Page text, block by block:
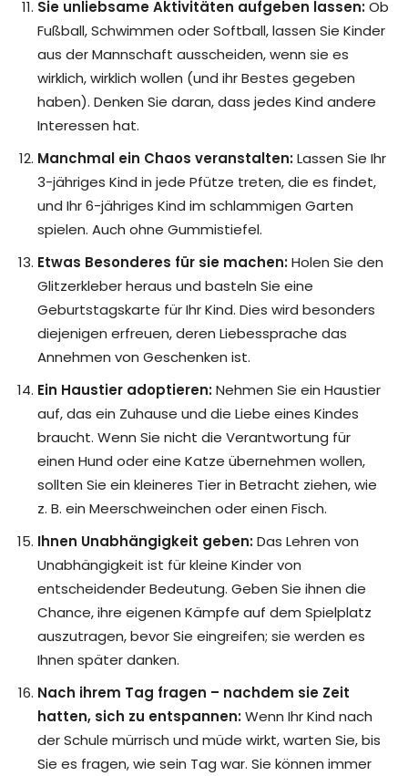
Sie unliebsame Aktivitäten aufgeben lassen:Ob
Fußball, Schwimmen oder Softball, lassen Sie Kinder
aus der Mannschaft ausscheiden, wenn sie es
wirklich, wirklich wollen (und ihr Bestes gegeben
haben). Denken Sie daran, dass jedes Kind andere
Interessen hat.
Manchmal ein Chaos veranstalten:Lassen Sie Ihr
3-jähriges Kind in jede Pfütze treten, die es findet,
und Ihr 6-jähriges Kind im schlammigen Garten
spielen. Auch ohne Gummistiefel.
Etwas Besonderes für sie machen:Holen Sie den
Glitzerkleber heraus und basteln Sie eine
Geburtstagskarte für Ihr Kind. Dies wird besonders
diejenigen erfreuen, deren Liebessprache das
Annehmen von Geschenken ist.
Ein Haustier adoptieren:Nehmen Sie ein Haustier
auf, das ein Zuhause und die Liebe eines Kindes
braucht. Wenn Sie nicht die Verantwortung für
einen Hund oder eine Katze übernehmen wollen,
sollten Sie ein kleineres Tier in Betracht ziehen, wie
z. B. ein Meerschweinchen oder einen Fisch.
Ihnen Unabhängigkeit geben:Das Lehren von
Unabhängigkeit ist für kleine Kinder von
entscheidender Bedeutung. Geben Sie ihnen die
Chance, ihre eigenen Kämpfe auf dem Spielplatz
auszutragen, bevor Sie eingreifen; sie werden es
Ihnen später danken.
Nach ihrem Tag fragen – nachdem sie Zeit
hatten, sich zu entspannen:Wenn Ihr Kind nach
der Schule mürrisch und müde wirkt, warten Sie, bis
Sie es fragen, wie sein Tag war. Sie können immer